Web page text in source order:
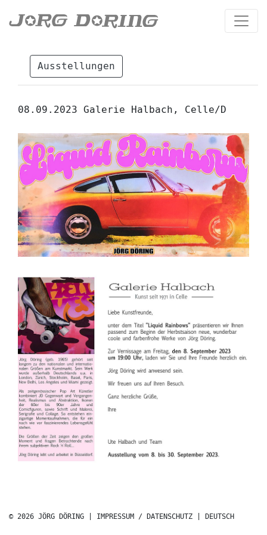
Ausstellungen
08.09.2023 Galerie Halbach, Celle/D
© 2026 JÖRG DÖRING | IMPRESSUM / DATENSCHUTZ DEUTSCH